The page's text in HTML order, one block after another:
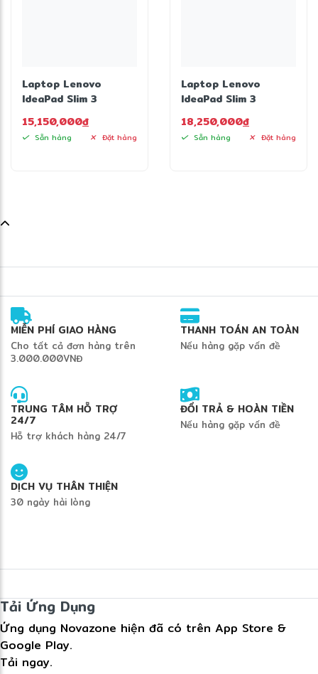
Laptop Lenovo
IdeaPad Slim 3
83K0000AVN (Intel
Core i5-13420H |
15,150,000đ
Sẵn hàng Đặt hàng
Laptop Lenovo
IdeaPad Slim 3
83K00009VN (Intel
Core i7-13620H |
18,250,000đ
Sẵn hàng Đặt hàng
MIỄN PHÍ GIAO HÀNG
Cho tất cả đơn hàng trên
3.000.000VNĐ
THANH TOÁN AN TOÀN
Nếu hàng gặp vấn đề
TRUNG TÂM HỖ TRỢ
24/7
Hỗ trợ khách hàng 24/7
ĐỔI TRẢ & HOÀN TIỀN
Nếu hàng gặp vấn đề
DỊCH VỤ THÂN THIỆN
30 ngày hài lòng
Tải Ứng Dụng
Ứng dụng Novazone hiện đã có trên App Store &
Google Play.
Tải ngay.